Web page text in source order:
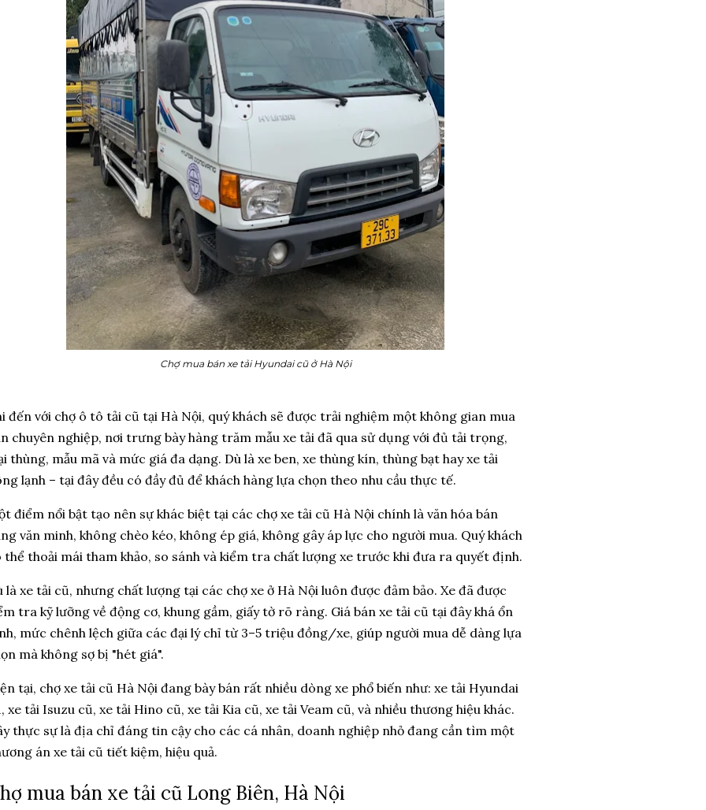
Chợ mua bán xe tải Hyundai cũ ở Hà Nội
đến với chợ ô tô tải cũ tại Hà Nội, quý khách sẽ được trải nghiệm một không gian mua
chuyên nghiệp, nơi trưng bày hàng trăm mẫu xe tải đã qua sử dụng với đủ tải trọng,
thùng, mẫu mã và mức giá đa dạng. Dù là xe ben, xe thùng kín, thùng bạt hay xe tải
lạnh – tại đây đều có đầy đủ để khách hàng lựa chọn theo nhu cầu thực tế.
điểm nổi bật tạo nên sự khác biệt tại các chợ xe tải cũ Hà Nội chính là văn hóa bán
văn minh, không chèo kéo, không ép giá, không gây áp lực cho người mua. Quý khách
thể thoải mái tham khảo, so sánh và kiểm tra chất lượng xe trước khi đưa ra quyết định.
là xe tải cũ, nhưng chất lượng tại các chợ xe ở Hà Nội luôn được đảm bảo. Xe đã được
tra kỹ lưỡng về động cơ, khung gầm, giấy tờ rõ ràng. Giá bán xe tải cũ tại đây khá ổn
mức chênh lệch giữa các đại lý chỉ từ 3–5 triệu đồng/xe, giúp người mua dễ dàng lựa
mà không sợ bị "hét giá".
tại, chợ xe tải cũ Hà Nội đang bày bán rất nhiều dòng xe phổ biến như: xe tải Hyundai
xe tải Isuzu cũ, xe tải Hino cũ, xe tải Kia cũ, xe tải Veam cũ, và nhiều thương hiệu khác.
thực sự là địa chỉ đáng tin cậy cho các cá nhân, doanh nghiệp nhỏ đang cần tìm một
án xe tải cũ tiết kiệm, hiệu quả.
mua bán xe tải cũ Long Biên, Hà Nội